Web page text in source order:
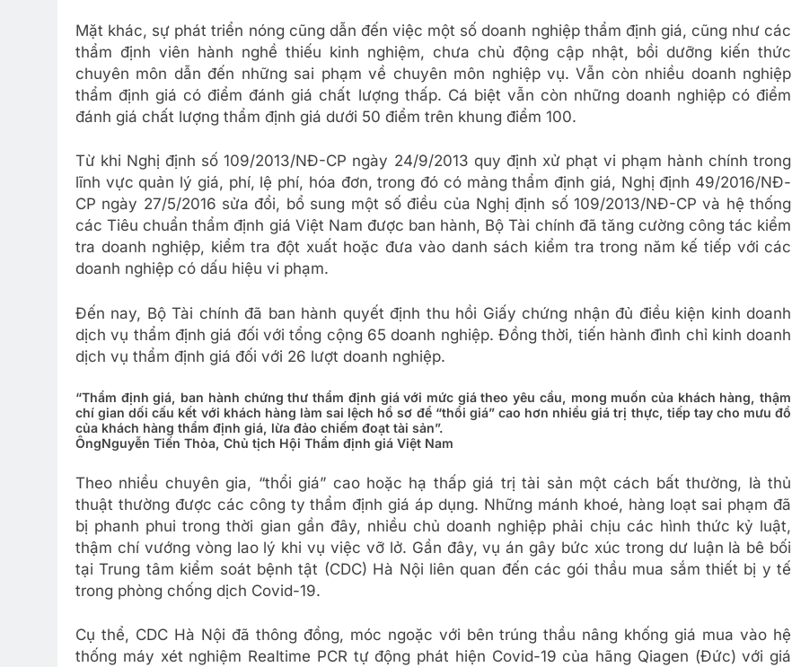
Mặt khác, sự phát triển nóng cũng dẫn đến việc một số doanh nghiệp thẩm định giá, cũng như các
thẩm định viên hành nghề thiếu kinh nghiệm, chưa chủ động cập nhật, bồi dưỡng kiến thức
chuyên môn dẫn đến những sai phạm về chuyên môn nghiệp vụ. Vẫn còn nhiều doanh nghiệp
thẩm định giá có điểm đánh giá chất lượng thấp. Cá biệt vẫn còn những doanh nghiệp có điểm
đánh giá chất lượng thẩm định giá dưới 50 điểm trên khung điểm 100.
Từ khi Nghị định số 109/2013/NĐ-CP ngày 24/9/2013 quy định xử phạt vi phạm hành chính trong
lĩnh vực quản lý giá, phí, lệ phí, hóa đơn, trong đó có mảng thẩm định giá, Nghị định 49/2016/NĐ-
CP ngày 27/5/2016 sửa đổi, bổ sung một số điều của Nghị định số 109/2013/NĐ-CP và hệ thống
các Tiêu chuẩn thẩm định giá Việt Nam được ban hành, Bộ Tài chính đã tăng cường công tác kiểm
tra doanh nghiệp, kiểm tra đột xuất hoặc đưa vào danh sách kiểm tra trong năm kế tiếp với các
doanh nghiệp có dấu hiệu vi phạm.
Đến nay, Bộ Tài chính đã ban hành quyết định thu hồi Giấy chứng nhận đủ điều kiện kinh doanh
dịch vụ thẩm định giá đối với tổng cộng 65 doanh nghiệp. Đồng thời, tiến hành đình chỉ kinh doanh
dịch vụ thẩm định giá đối với 26 lượt doanh nghiệp.
“Thẩm định giá, ban hành chứng thư thẩm định giá với mức giá theo yêu cầu, mong muốn của khách hàng, thậm
chí gian dối cấu kết với khách hàng làm sai lệch hồ sơ để “thổi giá” cao hơn nhiều giá trị thực, tiếp tay cho mưu đồ
của khách hàng thẩm định giá, lừa đảo chiếm đoạt tài sản”.
ÔngNguyễn Tiến Thỏa, Chủ tịch Hội Thẩm định giá Việt Nam
Theo nhiều chuyên gia, “thổi giá” cao hoặc hạ thấp giá trị tài sản một cách bất thường, là thủ
thuật thường được các công ty thẩm định giá áp dụng. Những mánh khoé, hàng loạt sai phạm đã
bị phanh phui trong thời gian gần đây, nhiều chủ doanh nghiệp phải chịu các hình thức kỷ luật,
thậm chí vướng vòng lao lý khi vụ việc vỡ lở. Gần đây, vụ án gây bức xúc trong dư luận là bê bối
tại Trung tâm kiểm soát bệnh tật (CDC) Hà Nội liên quan đến các gói thầu mua sắm thiết bị y tế
trong phòng chống dịch Covid-19.
Cụ thể, CDC Hà Nội đã thông đồng, móc ngoặc với bên trúng thầu nâng khống giá mua vào hệ
thống máy xét nghiệm Realtime PCR tự động phát hiện Covid-19 của hãng Qiagen (Đức) với giá